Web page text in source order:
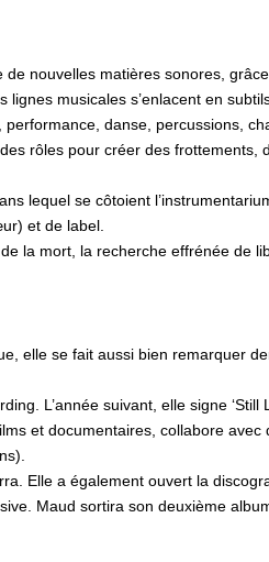
nouvelles matières sonores,
musicales s’enlacent en
danse, percussions,
rôles pour créer des frottements,
lequel se côtoient
et de label.
la mort, la recherche effrénée de
elle se fait aussi bien remarquer
L’année suivant, elle signe ‘Still
et documentaires, collabore
Elle a également ouvert la
Maud sortira son deuxième